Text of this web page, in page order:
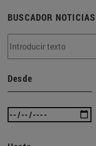
BUSCADOR NOTICIAS
Desde